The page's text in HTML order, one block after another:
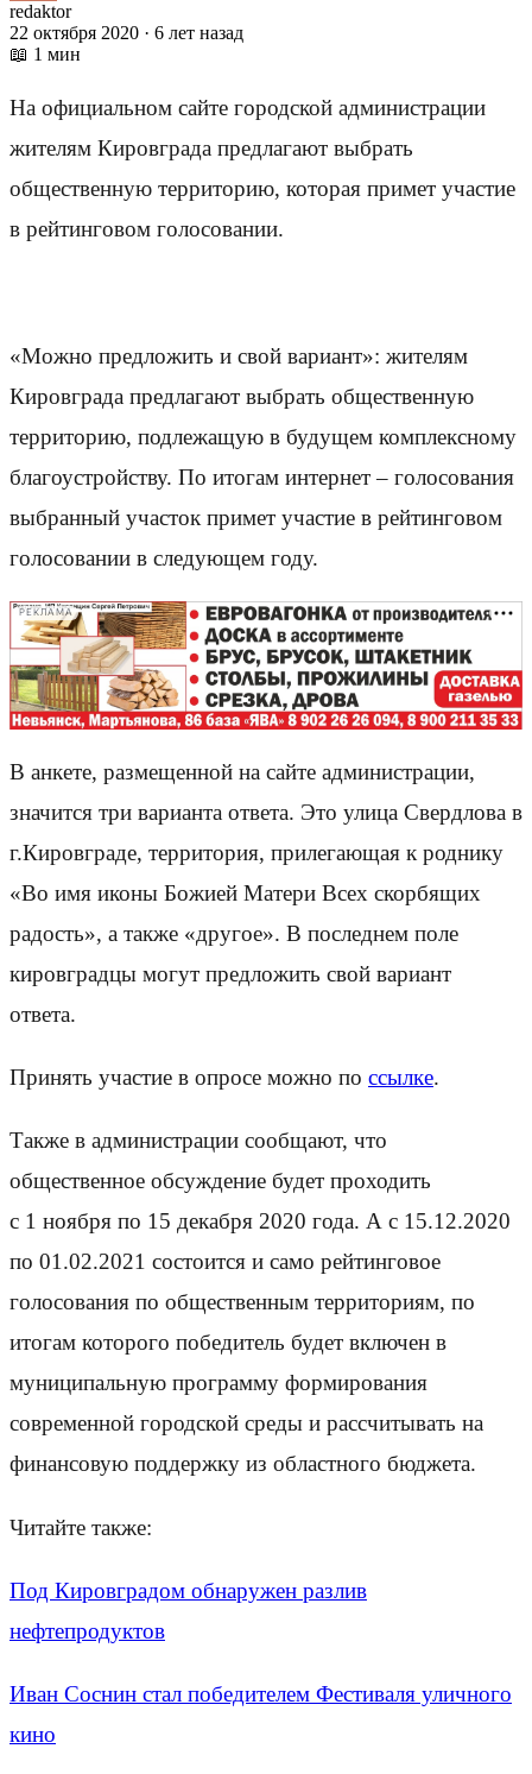
redaktor
22 октября 2020 · 6 лет назад
📖 1 мин
На официальном сайте городской администрации
жителям Кировграда предлагают выбрать
общественную территорию, которая примет участие
в рейтинговом голосовании.
«Можно предложить и свой вариант»: жителям
Кировграда предлагают выбрать общественную
территорию, подлежащую в будущем комплексному
благоустройству. По итогам интернет – голосования
выбранный участок примет участие в рейтинговом
голосовании в следующем году.
РЕКЛАМА
В анкете, размещенной на сайте администрации,
значится три варианта ответа. Это улица Свердлова в
г.Кировграде, территория, прилегающая к роднику
«Во имя иконы Божией Матери Всех скорбящих
радость», а также «другое». В последнем поле
кировградцы могут предложить свой вариант
ответа.
Принять участие в опросе можно по ссылке.
Также в администрации сообщают, что
общественное обсуждение будет проходить
с 1 ноября по 15 декабря 2020 года. А с 15.12.2020
по 01.02.2021 состоится и само рейтинговое
голосования по общественным территориям, по
итогам которого победитель будет включен в
муниципальную программу формирования
современной городской среды и рассчитывать на
финансовую поддержку из областного бюджета.
Читайте также:
Под Кировградом обнаружен разлив
нефтепродуктов
Иван Соснин стал победителем Фестиваля уличного
кино